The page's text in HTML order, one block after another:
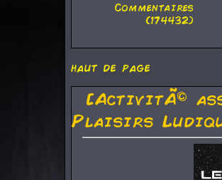
Commentaires
(174432)
haut de page
[ActivitÃ©
Plaisirs